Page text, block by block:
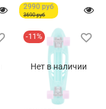
2990 руб
3690 руб
Нет в наличии
-11%